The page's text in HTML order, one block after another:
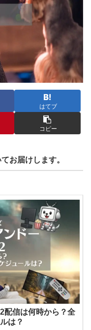
はてブ
コピー
お届けします。
配信は何時から？全
は？